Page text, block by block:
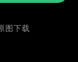
图下载